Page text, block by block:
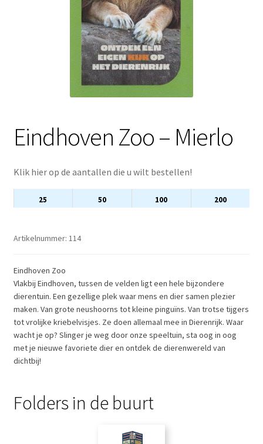
Eindhoven Zoo – Mierlo
Klik hier op de aantallen die u wilt bestellen!
25 50 100 200
Artikelnummer: 114
Eindhoven Zoo
Vlakbij Eindhoven, tussen de velden ligt een hele bijzondere
dierentuin. Een gezellige plek waar mens en dier samen plezier
maken. Van grote neushoorns tot kleine pinguïns. Van trotse tijgers
tot vrolijke kriebelvisjes. Ze doen allemaal mee in Dierenrijk. Waar
wacht je op? Slinger je weg door onze speeltuin, sta oog in oog
met je nieuwe favoriete dier en ontdek de dierenwereld van
dichtbij!
Folders in de buurt